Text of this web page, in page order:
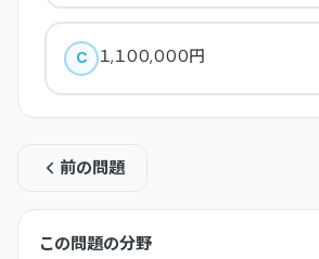
C １,１００,０００円
前の問題
この問題の分野